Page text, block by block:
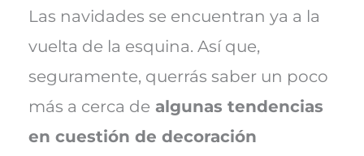
w
i
t
t
r
e
b
o
o
t
e
e
t
i
l
t
s
Las navidades se encuentran ya a la
vuelta de la esquina. Así que,
seguramente, querrás saber un poco
más a cerca de algunas tendencias
en cuestión de decoración